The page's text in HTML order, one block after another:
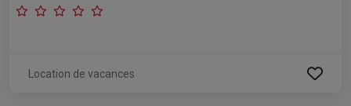
Location de vacances